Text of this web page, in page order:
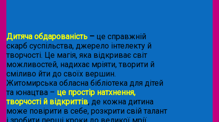
Дитяча обдарованість – це справжній
скарб суспільства, джерело інтелекту й
творчості. Це магія, яка відкриває світ
можливостей, надихає мріяти, творити й
сміливо йти до своїх вершин.
Житомирська обласна бібліотека для дітей
та юнацтва – це простір натхнення,
творчості й відкриттів, де кожна дитина
може повірити в себе, розкрити свій талант